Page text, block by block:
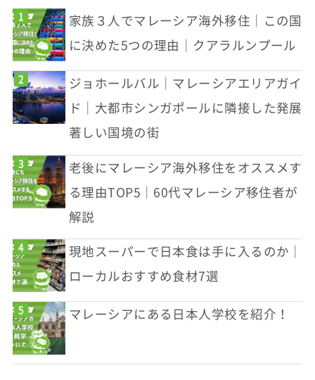
家族３人でマレーシア海外移住｜この国
に決めた5つの理由｜クアラルンプール
ジョホールバル｜マレーシアエリアガイ
ド｜大都市シンガポールに隣接した発展
著しい国境の街
老後にマレーシア海外移住をオススメす
る理由TOP5｜60代マレーシア移住者が
解説
現地スーパーで日本食は手に入るのか｜
ローカルおすすめ食材7選
マレーシアにある日本人学校を紹介！